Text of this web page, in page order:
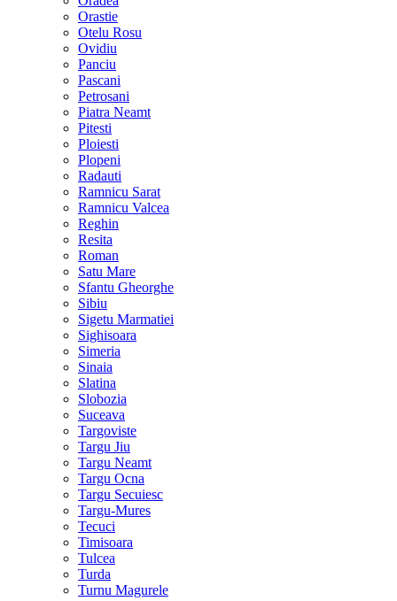
Orastie
Otelu Rosu
Ovidiu
Panciu
Pascani
Petrosani
Piatra Neamt
Pitesti
Ploiesti
Plopeni
Radauti
Ramnicu Sarat
Ramnicu Valcea
Reghin
Resita
Roman
Satu Mare
Sfantu Gheorghe
Sibiu
Sigetu Marmatiei
Sighisoara
Simeria
Sinaia
Slatina
Slobozia
Suceava
Targoviste
Targu Jiu
Targu Neamt
Targu Ocna
Targu Secuiesc
Targu-Mures
Tecuci
Timisoara
Tulcea
Turda
Turnu Magurele